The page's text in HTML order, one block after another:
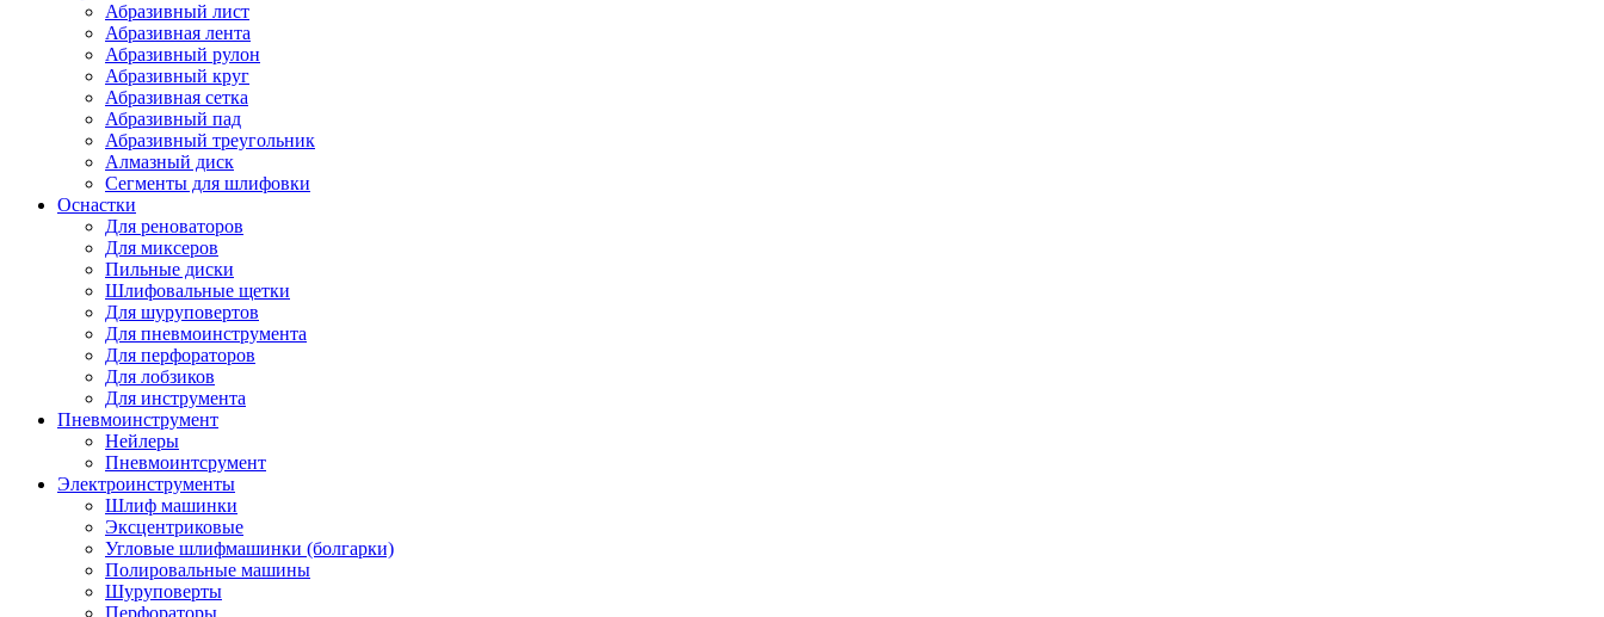
Абразивный лист
Абразивная лента
Абразивный рулон
Абразивный круг
Абразивная сетка
Абразивный пад
Абразивный треугольник
Алмазный диск
Сегменты для шлифовки
Оснастки
Для реноваторов
Для миксеров
Пильные диски
Шлифовальные щетки
Для шуруповертов
Для пневмоинструмента
Для перфораторов
Для лобзиков
Для инструмента
Пневмоинструмент
Нейлеры
Пневмоинтсрумент
Электроинструменты
Шлиф машинки
Эксцентриковые
Угловые шлифмашинки (болгарки)
Полировальные машины
Шуруповерты